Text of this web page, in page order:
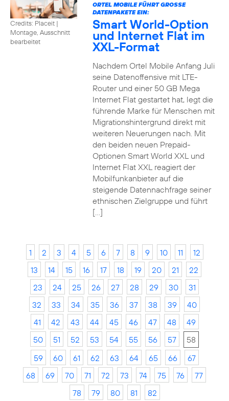
Credits: Placeit |
Montage, Ausschnitt
bearbeitet
ORTEL MOBILE FÜHRT GROSSE D
ATENPAKETE EIN:
Smart World-Option
und Internet Flat im
XXL-Format
Nachdem Ortel Mobile Anfang Juli
seine Datenoffensive mit LTE-
Router und einer 50 GB Mega
Internet Flat gestartet hat, legt die
führende Marke für Menschen mit
Migrationshintergrund direkt mit
weiteren Neuerungen nach. Mit
den beiden neuen Prepaid-
Optionen Smart World XXL und
Internet Flat XXL reagiert der
Mobilfunkanbieter auf die
steigende Datennachfrage seiner
ethnischen Zielgruppe und führt
[…]
1 2 3 4 5 6 7 8 9 10 11
12
13
14 15 16 17 18 19 20 21
22
23
24 25 26 27 28 29 30
31
32
33 34 35 36 37 38 39
40
41
42 43 44 45 46 47 48
49
50
51 52 53 54 55 56 57
58
59
60 61 62 63 64 65 66
67
68
69 70 71 72 73 74 75 76
77
78
79 80 81 82